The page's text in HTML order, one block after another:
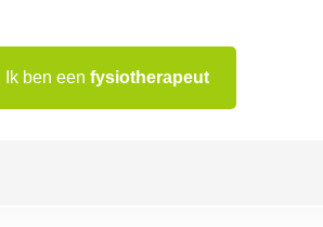
Ik ben een fysiotherapeut